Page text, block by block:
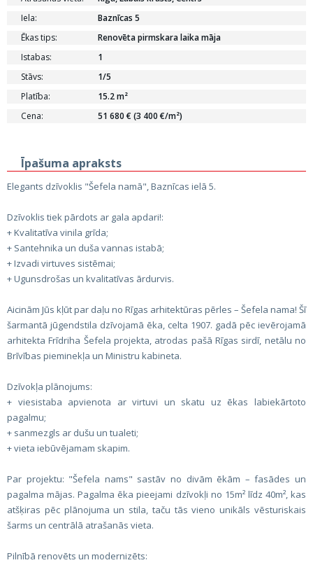
Iela:
Baznīcas 5
Ēkas tips:
Renovēta pirmskara laika māja
Istabas:
1
Stāvs:
1/5
Platība:
15.2 m²
Cena:
51 680 € (3 400 €/m²)
Īpašuma apraksts
Elegants dzīvoklis "Šefela namā", Baznīcas ielā 5.
Dzīvoklis tiek pārdots ar gala apdari!:
+ Kvalitatīva vinila grīda;
+ Santehnika un duša vannas istabā;
+ Izvadi virtuves sistēmai;
+ Ugunsdrošas un kvalitatīvas ārdurvis.
Aicinām Jūs kļūt par daļu no Rīgas arhitektūras pērles – Šefela nama! Šī
šarmantā jūgendstila dzīvojamā ēka, celta 1907. gadā pēc ievērojamā
arhitekta Frīdriha Šefela projekta, atrodas pašā Rīgas sirdī, netālu no
Brīvības pieminekļa un Ministru kabineta.
Dzīvokļa plānojums:
+ viesistaba apvienota ar virtuvi un skatu uz ēkas labiekārtoto
pagalmu;
+ sanmezgls ar dušu un tualeti;
+ vieta iebūvējamam skapim.
Par projektu: "Šefela nams" sastāv no divām ēkām – fasādes un
pagalma mājas. Pagalma ēka pieejami dzīvokļi no 15m² līdz 40m², kas
atšķiras pēc plānojuma un stila, taču tās vieno unikāls vēsturiskais
šarms un centrālā atrašanās vieta.
Pilnībā renovēts un modernizēts: